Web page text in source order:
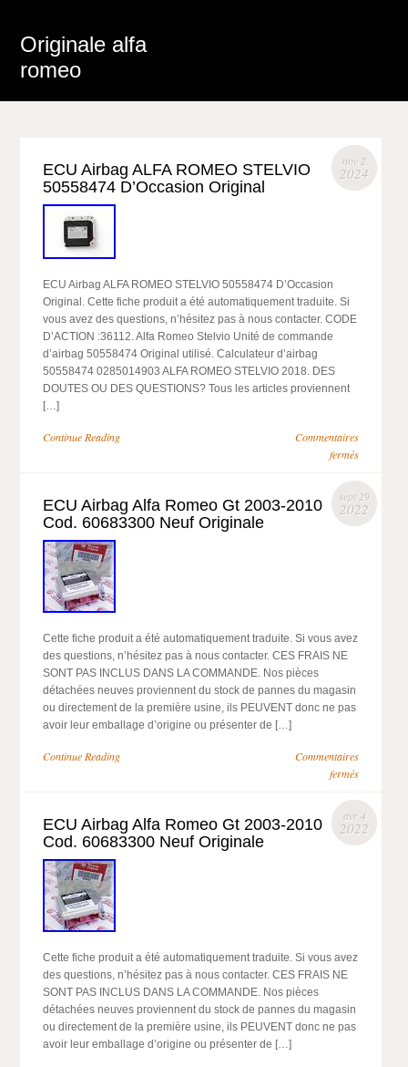
Originale alfa
romeo
nov 2
2024
ECU Airbag ALFA ROMEO STELVIO
50558474 D’Occasion Original
ECU Airbag ALFA ROMEO STELVIO 50558474 D’Occasion
Original. Cette fiche produit a été automatiquement traduite. Si
vous avez des questions, n’hésitez pas à nous contacter. CODE
D’ACTION :36112. Alfa Romeo Stelvio Unité de commande
d’airbag 50558474 Original utilisé. Calculateur d’airbag
50558474 0285014903 ALFA ROMEO STELVIO 2018. DES
DOUTES OU DES QUESTIONS? Tous les articles proviennent
[…]
Continue Reading
Commentaires
fermés
sept 29
2022
ECU Airbag Alfa Romeo Gt 2003-2010
Cod. 60683300 Neuf Originale
Cette fiche produit a été automatiquement traduite. Si vous avez
des questions, n’hésitez pas à nous contacter. CES FRAIS NE
SONT PAS INCLUS DANS LA COMMANDE. Nos pièces
détachées neuves proviennent du stock de pannes du magasin
ou directement de la première usine, ils PEUVENT donc ne pas
avoir leur emballage d’origine ou présenter de […]
Continue Reading
Commentaires
fermés
avr 4
2022
ECU Airbag Alfa Romeo Gt 2003-2010
Cod. 60683300 Neuf Originale
Cette fiche produit a été automatiquement traduite. Si vous avez
des questions, n’hésitez pas à nous contacter. CES FRAIS NE
SONT PAS INCLUS DANS LA COMMANDE. Nos pièces
détachées neuves proviennent du stock de pannes du magasin
ou directement de la première usine, ils PEUVENT donc ne pas
avoir leur emballage d’origine ou présenter de […]